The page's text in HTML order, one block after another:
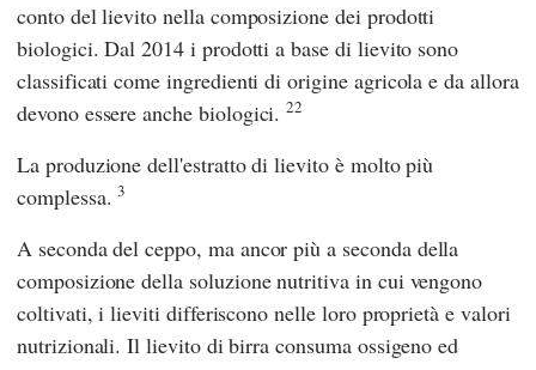
conto del lievito nella composizione dei prodotti
biologici. Dal 2014 i prodotti a base di lievito sono
classificati come ingredienti di origine agricola e da allora
devono essere anche biologici.22
La produzione dell'estratto di lievito è molto più
complessa.3
A seconda del ceppo, ma ancor più a seconda della
composizione della soluzione nutritiva in cui vengono
coltivati, i lieviti differiscono nelle loro proprietà e valori
nutrizionali. Il lievito di birra consuma ossigeno ed